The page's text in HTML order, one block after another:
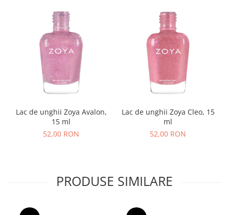
Lac de unghii Zoya Avalon,
15 ml
52,00 RON
Lac de unghii Zoya Cleo, 15
ml
52,00 RON
PRODUSE SIMILARE